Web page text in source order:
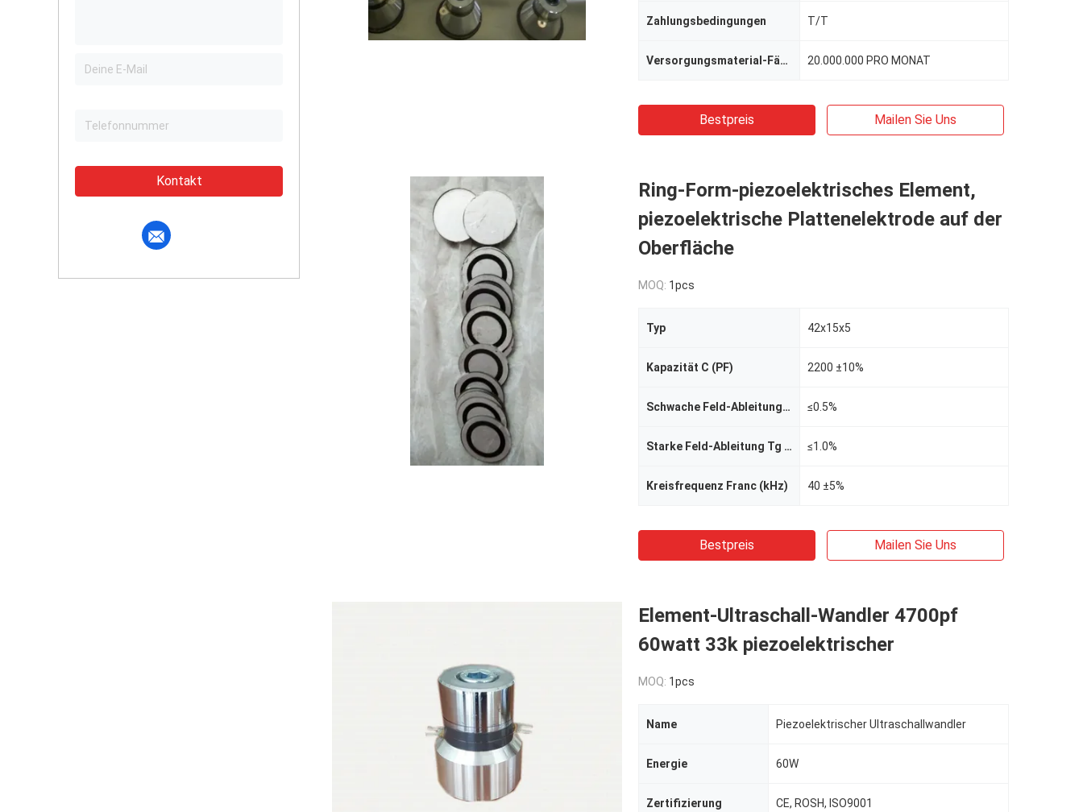
Kontakt
Zahlungsbedingungen T/T
Versorgungsmaterial-Fähigkeit 20.000.000 PRO MONAT
Bestpreis Mailen Sie Uns
Ring-Form-piezoelektrisches Element,
piezoelektrische Plattenelektrode auf der
Oberfläche
MOQ: 1pcs
Typ 42x15x5
Kapazität C (PF) 2200 ±10%
Schwache Feld-Ableitung Tg (12V) ≤0.5%
Starke Feld-Ableitung Tg (400V) ≤1.0%
Kreisfrequenz Franc (kHz) 40 ±5%
Bestpreis Mailen Sie Uns
Element-Ultraschall-Wandler 4700pf
60watt 33k piezoelektrischer
MOQ: 1pcs
Name Piezoelektrischer Ultraschallwandler
Energie 60W
Zertifizierung CE, ROSH, ISO9001